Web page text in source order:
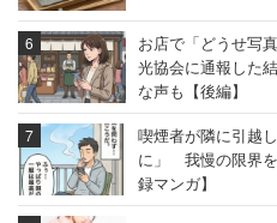
お店で「どうせ写
光協会に通報した
な声も【後編】
喫煙者が隣に引越
に」 我慢の限界
録マンガ】